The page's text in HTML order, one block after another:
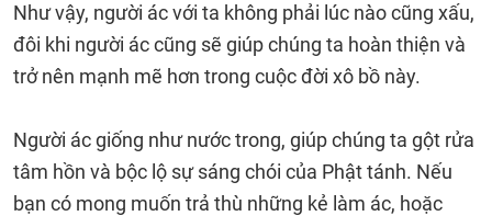
Như vậy, người ác với ta không phải lúc nào cũng xấu,
đôi khi người ác cũng sẽ giúp chúng ta hoàn thiện và
trở nên mạnh mẽ hơn trong cuộc đời xô bồ này.
Người ác giống như nước trong, giúp chúng ta gột rửa
tâm hồn và bộc lộ sự sáng chói của Phật tánh. Nếu
bạn có mong muốn trả thù những kẻ làm ác, hoặc